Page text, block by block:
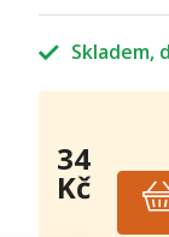
Skladem
34
Kč